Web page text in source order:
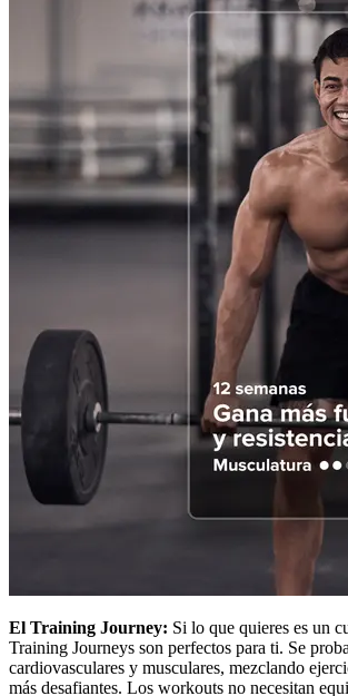
El Training Journey: Si lo que quieres es un
Training Journeys son perfectos para ti. Se
cardiovasculares y musculares, mezclando
más desafiantes. Los workouts no necesitan